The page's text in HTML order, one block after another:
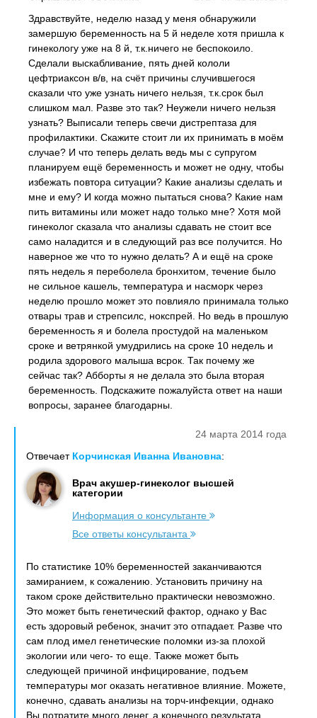
Здравствуйте, неделю назад у меня обнаружили
замершую беременность на 5 й неделе хотя пришла к
гинекологу уже на 8 й, т.к.ничего не беспокоило.
Сделали выскабливание, пять дней кололи
цефтриаксон в/в, на счёт причины случившегося
сказали что уже узнать ничего нельзя, т.к.срок был
слишком мал. Разве это так? Неужели ничего нельзя
узнать? Выписали теперь свечи дистрептаза для
профилактики. Скажите стоит ли их принимать в моём
случае? И что теперь делать ведь мы с супругом
планируем ещё беременность и может не одну, чтобы
избежать повтора ситуации? Какие анализы сделать и
мне и ему? И когда можно пытаться снова? Какие нам
пить витамины или может надо только мне? Хотя мой
гинеколог сказала что анализы сдавать не стоит все
само наладится и в следующий раз все получится. Но
наверное же что то нужно делать? А и ещё на сроке
пять недель я переболела бронхитом, течение было
не сильное кашель, температура и насморк через
неделю прошло может это повлияло принимала только
отвары трав и стрепсилс, нокспрей. Но ведь в прошлую
беременность я и болела простудой на маленьком
сроке и ветрянкой умудрились на сроке 10 недель и
родила здорового малыша всрок. Так почему же
сейчас так? Абборты я не делала это была вторая
беременность. Подскажите пожалуйста ответ на наши
вопросы, заранее благодарны.
24 марта 2014 года
Отвечает Корчинская Иванна Ивановна:
Врач акушер-гинеколог высшей
категории
Информация о консультанте
Все ответы консультанта
По статистике 10% беременностей заканчиваются
замиранием, к сожалению. Установить причину на
таком сроке действительно практически невозможно.
Это может быть генетический фактор, однако у Вас
есть здоровый ребенок, значит это отпадает. Разве что
сам плод имел генетические поломки из-за плохой
экологии или чего- то еще. Также может быть
следующей причиной инфицирование, подъем
температуры мог оказать негативное влияние. Можете,
конечно, сдавать анализы на торч-инфекции, однако
Вы потратите много денег, а конечного результата